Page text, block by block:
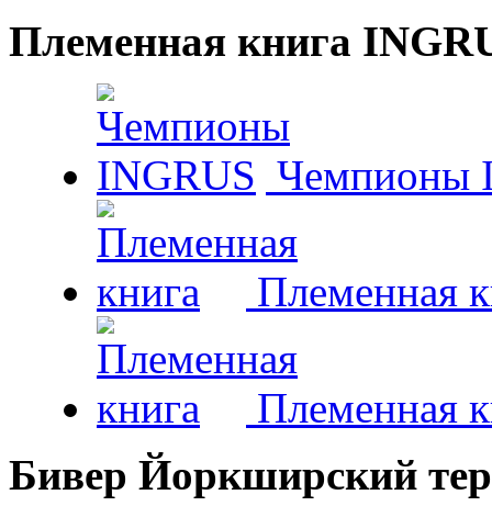
Племенная книга
Чемпионы
Племенная
Племенная
Бивер Йоркширский